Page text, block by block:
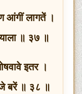
आंगीं लागतें ।
॥ ३७ ॥
इतर ।
बरें ॥ ३८ ॥